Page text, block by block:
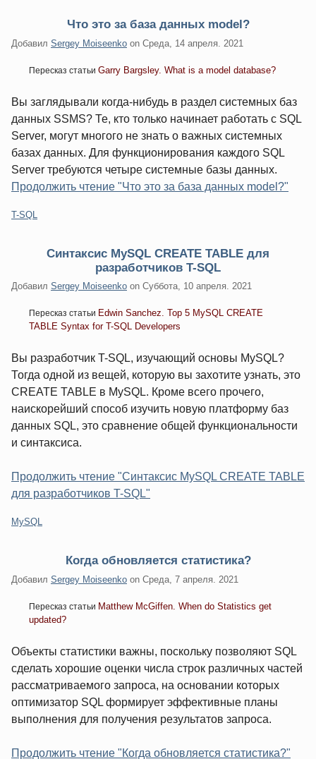
Что это за база данных model?
Добавил Sergey Moiseenko on Среда, 14 апреля. 2021
Пересказ статьи Garry Bargsley. What is a model database?
Вы заглядывали когда-нибудь в раздел системных баз
данных SSMS? Те, кто только начинает работать с SQL
Server, могут многого не знать о важных системных
базах данных. Для функционирования каждого SQL
Server требуются четыре системные базы данных.
Продолжить чтение "Что это за база данных model?"
Категории:
T-SQL
Синтаксис MySQL CREATE TABLE для
разработчиков T-SQL
Добавил Sergey Moiseenko on Суббота, 10 апреля. 2021
Пересказ статьи Edwin Sanchez. Top 5 MySQL CREATE
TABLE Syntax for T-SQL Developers
Вы разработчик T-SQL, изучающий основы MySQL?
Тогда одной из вещей, которую вы захотите узнать, это
CREATE TABLE в MySQL. Кроме всего прочего,
наискорейший способ изучить новую платформу баз
данных SQL, это сравнение общей функциональности
и синтаксиса.
Продолжить чтение "Синтаксис MySQL CREATE TABLE
для разработчиков T-SQL"
Категории:
MySQL
Когда обновляется статистика?
Добавил Sergey Moiseenko on Среда, 7 апреля. 2021
Пересказ статьи Matthew McGiffen. When do Statistics get
updated?
Объекты статистики важны, поскольку позволяют SQL
сделать хорошие оценки числа строк различных частей
рассматриваемого запроса, на основании которых
оптимизатор SQL формирует эффективные планы
выполнения для получения результатов запроса.
Продолжить чтение "Когда обновляется статистика?"